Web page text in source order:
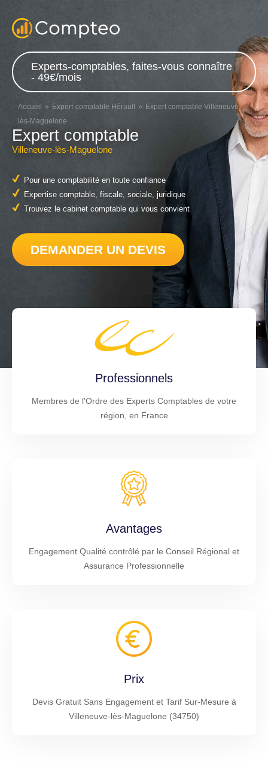
Experts-comptables, faites-vous connaître
- 49€/mois
Accueil Expert-comptable Hérault
Expert comptable Villeneuve-
lès-Maguelone
Expert comptable
Villeneuve-lès-Maguelone
Pour une comptabilité en toute confiance
Expertise comptable, fiscale, sociale, juridique
Trouvez le cabinet comptable qui vous convient
DEMANDER UN DEVIS
Professionnels
Membres de l'Ordre des Experts Comptables de votre
région, en France
Avantages
Engagement Qualité contrôlé par le Conseil Régional et
Assurance Professionnelle
Prix
Devis Gratuit Sans Engagement et Tarif Sur-Mesure à
Villeneuve-lès-Maguelone (34750)